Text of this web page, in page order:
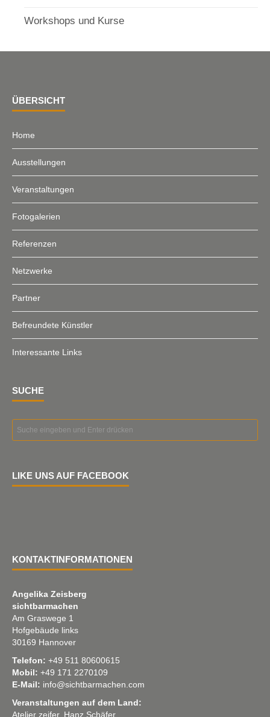
Workshops und Kurse
ÜBERSICHT
Home
Ausstellungen
Veranstaltungen
Fotogalerien
Referenzen
Netzwerke
Partner
Befreundete Künstler
Interessante Links
SUCHE
LIKE UNS AUF FACEBOOK
KONTAKTINFORMATIONEN
Angelika Zeisberg
sichtbarmachen
Am Graswege 1
Hofgebäude links
30169 Hannover
Telefon: +49 511 80600615
Mobil: +49 171 2270109
E-Mail: info@sichtbarmachen.com
Veranstaltungen auf dem Land:
Atelier zeifer, Hanz Schäfer